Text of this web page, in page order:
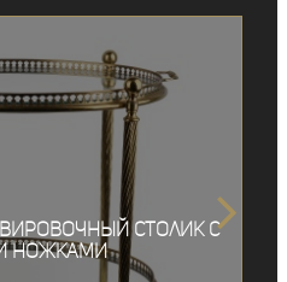
столик с
ножками